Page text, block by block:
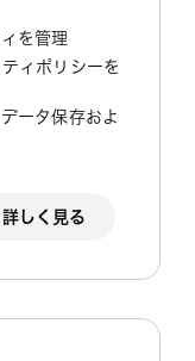
を管理
ィポリシーを
ータ保存およ
詳しく見る